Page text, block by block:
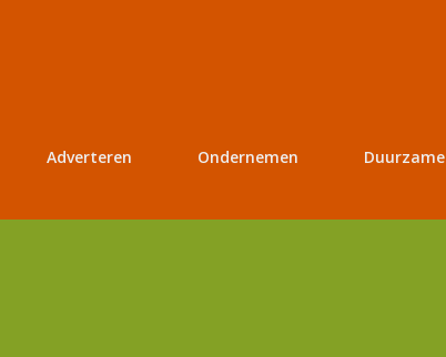
Adverteren Ondernemen